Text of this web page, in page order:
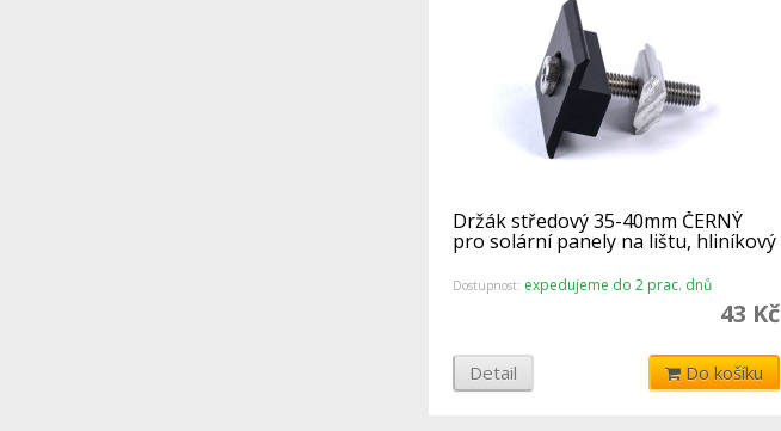
Držák středový 35-40mm ČERNÝ
pro solární panely na lištu, hliníkový
Dostupnost: expedujeme do 2 prac. dnů
43 Kč
Detail Do košíku